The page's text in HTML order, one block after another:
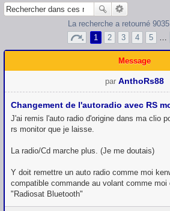
La recherche a retourné
1
2 3 4 5 …
Message
par AnthoRs88
Changement de l'autoradio avec RS
J'ai remis l'auto radio d'origine dans ma clio
rs monitor que je laisse.
La radio/Cd marche plus. (Je me doutais)
Y doit remettre un auto radio comme moi
compatible commande au volant comme moi
"Radiosat Bluetooth"